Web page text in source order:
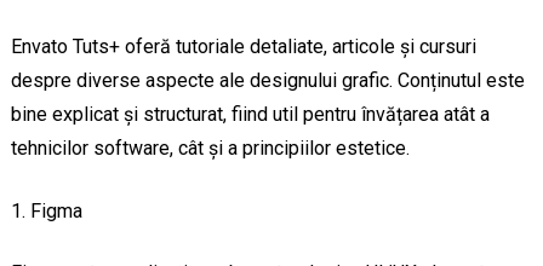
Envato Tuts+ oferă tutoriale detaliate, articole și cursuri
despre diverse aspecte ale designului grafic. Conținutul este
bine explicat și structurat, fiind util pentru învățarea atât a
tehnicilor software, cât și a principiilor estetice.
Figma